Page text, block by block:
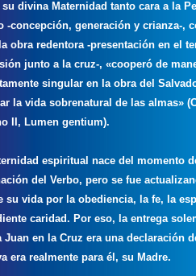
su divina Maternidad tanto cara a la
-concepción, generación y crianza-,
obra redentora -presentación en el
junto a la cruz-, «cooperó de
singular en la obra del
la vida sobrenatural de las almas»
II, Lumen gentium).
espiritual nace del momento
del Verbo, pero se fue
su vida por la obediencia, la fe, la
caridad. Por eso, la entrega
Juan en la Cruz era una declaración
era realmente para él, su Madre.